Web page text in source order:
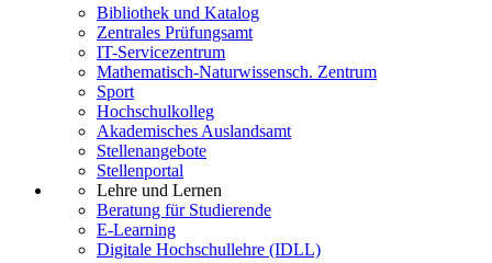
Bibliothek und Katalog
Zentrales Prüfungsamt
IT-Servicezentrum
Mathematisch-Naturwissensch. Zentrum
Sport
Hochschulkolleg
Akademisches Auslandsamt
Stellenangebote
Stellenportal
Lehre und Lernen
Beratung für Studierende
E-Learning
Digitale Hochschullehre (IDLL)